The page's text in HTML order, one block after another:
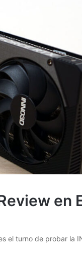
en
el turno de probar la